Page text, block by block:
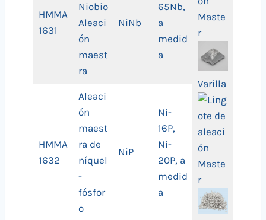
Varilla
HMMA
1631
Niobio
Aleaci
ón
maest
ra
NiNb
65Nb,
a
medid
a
HMMA
1632
Aleaci
ón
maest
ra de
níquel
-
fósfor
o
NiP
Ni-
16P,
Ni-
20P, a
medid
a